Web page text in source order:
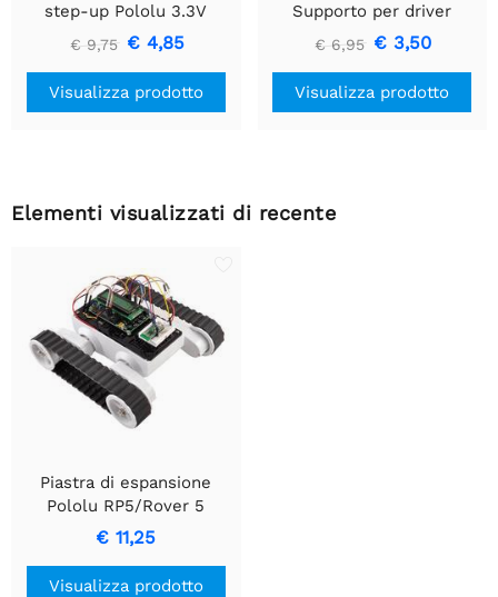
step-up Pololu 3.3V
U1V10F3
€ 9,75 € 4,85
Visualizza prodotto
Supporto per driver
motore CC a spazzola
singola
€ 6,95 € 3,50
Visualizza prodotto
Elementi visualizzati di recente
Piastra di espansione
Pololu RP5/Rover 5
RRC07A (stretta) bianca
solida
€ 11,25
Visualizza prodotto